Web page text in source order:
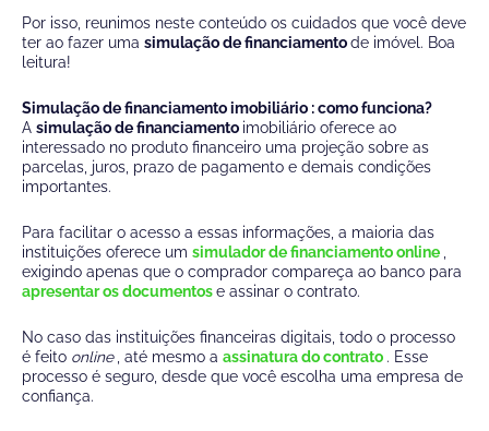
Por isso, reunimos neste conteúdo os cuidados que você deve
ter ao fazer uma simulação de financiamentode imóvel. Boa
leitura!
Simulação de financiamento imobiliário : como funciona?
A simulação de financiamento imobiliário oferece ao
interessado no produto financeiro uma projeção sobre as
parcelas, juros, prazo de pagamento e demais condições
importantes.
Para facilitar o acesso a essas informações, a maioria das
instituições oferece um simulador de financiamento online
exigindo apenas que o comprador compareça ao banco para
apresentar os documentose assinar o contrato.
No caso das instituições financeiras digitais, todo o processo
é feito online , até mesmo a assinatura do contrato . Esse
processo é seguro, desde que você escolha uma empresa de
confiança.